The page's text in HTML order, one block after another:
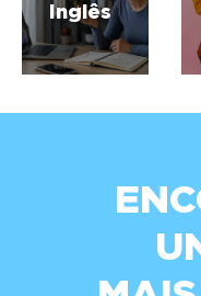
Inglês